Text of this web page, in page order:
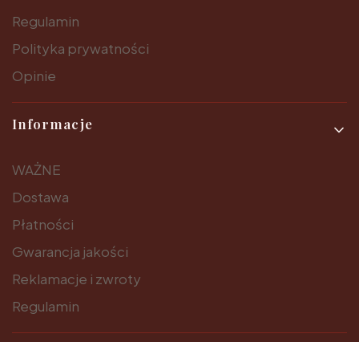
Regulamin
Polityka prywatności
Opinie
Informacje
WAŻNE
Dostawa
Płatności
Gwarancja jakości
Reklamacje i zwroty
Regulamin